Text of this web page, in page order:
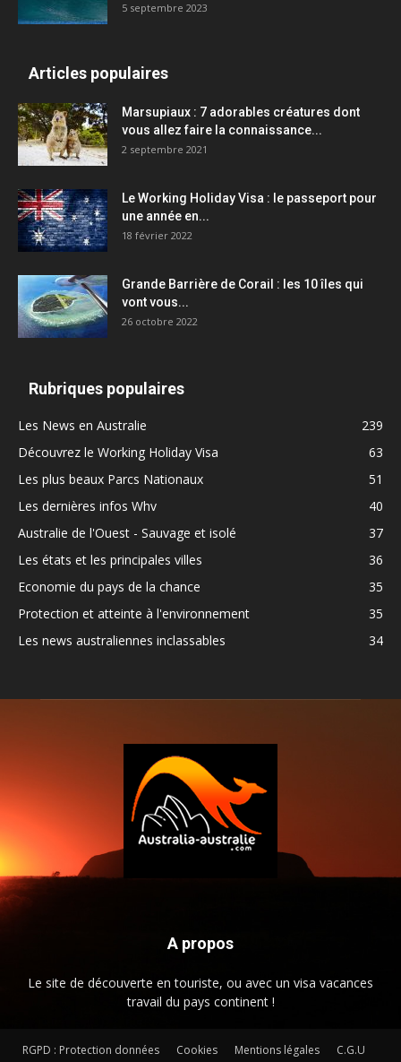
5 septembre 2023
Articles populaires
Marsupiaux : 7 adorables créatures dont
vous allez faire la connaissance...
2 septembre 2021
Le Working Holiday Visa : le passeport pour
une année en...
18 février 2022
Grande Barrière de Corail : les 10 îles qui
vont vous...
26 octobre 2022
Rubriques populaires
Les News en Australie
239
Découvrez le Working Holiday Visa
63
Les plus beaux Parcs Nationaux
51
Les dernières infos Whv
40
Australie de l'Ouest - Sauvage et isolé
37
Les états et les principales villes
36
Economie du pays de la chance
35
Protection et atteinte à l'environnement
35
Les news australiennes inclassables
34
A propos
Le site de découverte en touriste, ou avec un visa vacances
travail du pays continent !
RGPD : Protection données Cookies Mentions légales
C.G.U